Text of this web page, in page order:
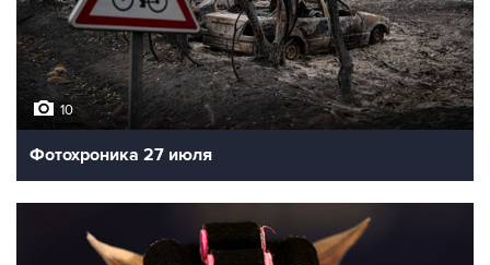
10
Фотохроника 27 июля